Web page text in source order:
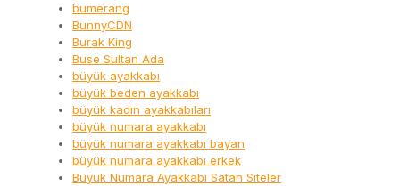
bumerang
BunnyCDN
Burak King
Buse Sultan Ada
büyük ayakkabı
büyük beden ayakkabı
büyük kadın ayakkabıları
büyük numara ayakkabı
büyük numara ayakkabı bayan
büyük numara ayakkabı erkek
Büyük Numara Ayakkabı Satan Siteler